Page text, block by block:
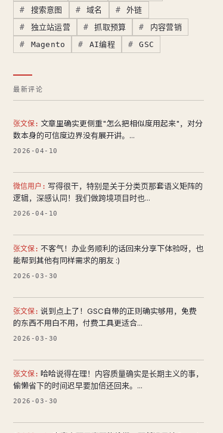
搜索意图
域名
外链
独立站运营
抓取预算
内容营销
Magento
AI编程 GSC
最新评论
张文保:
数本身的可信度边界没有展开讲。...
2026-04-10
微信用户:
逻辑，深感认同！我们做跨境项目时也...
2026-04-10
张文保:
能帮到其他有同样需求的朋友 :)
2026-03-30
张文保:
的东西不用白不用，付费工具更适合...
2026-03-30
张文保:
偷懒省下的时间迟早要加倍还回来。...
2026-03-30